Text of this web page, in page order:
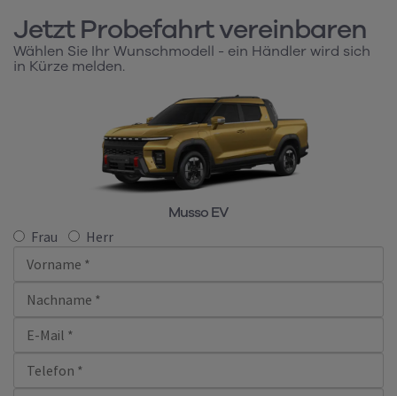
Jetzt Probefahrt vereinbaren
Wählen Sie Ihr Wunschmodell - ein Händler wird sich
in Kürze melden.
Musso EV
Frau Herr